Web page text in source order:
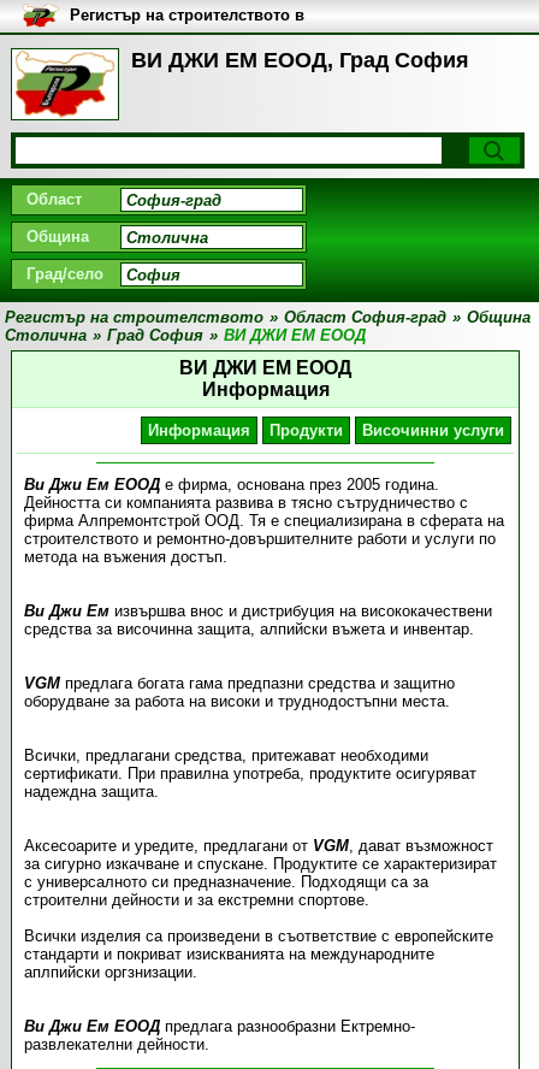
ВИ ДЖИ ЕМ ЕООД, Град София
Регистър на строителството в
България
Област
Община
Град/село
Регистър на строителството » Област София-град » Община
Столична » Град София » ВИ ДЖИ ЕМ ЕООД
ВИ ДЖИ ЕМ ЕООД
Информация
Информация Продукти Височинни услуги
Ви Джи Ем ЕООДе фирма, основана през 2005 година.
Дейността си компанията развива в тясно сътрудничество с
фирма Алпремонтстрой ООД. Тя е специализирана в сферата на
строителството и ремонтно-довършителните работи и услуги по
метода на въжения достъп.
Ви Джи Емизвършва внос и дистрибуция на висококачествени
средства за височинна защита, алпийски въжета и инвентар.
VGMпредлага богата гама предпазни средства и защитно
оборудване за работа на високи и труднодостъпни места.
Всички, предлагани средства, притежават необходими
сертификати. При правилна употреба, продуктите осигуряват
надеждна защита.
Аксесоарите и уредите, предлагани от VGM, дават възможност
за сигурно изкачване и спускане. Продуктите се характеризират
с универсалното си предназначение. Подходящи са за
строителни дейности и за екстремни спортове.
Всички изделия са произведени в съответствие с европейските
стандарти и покриват изискванията на международните
аплпийски оргзнизации.
Ви Джи Ем ЕООДпредлага разнообразни Ектремно-
развлекателни дейности.